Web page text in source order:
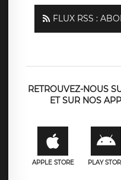
FLUX RSS :
RETROUVEZ-NOUS
ET SUR NOS
APPLE STORE PLAY